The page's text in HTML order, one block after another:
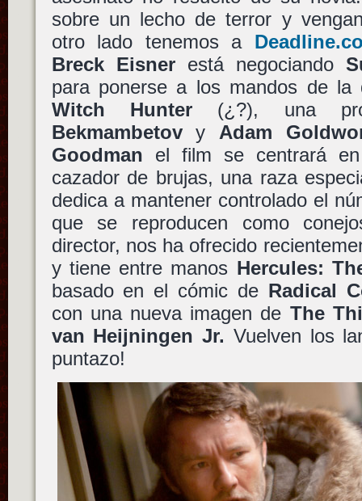
sobre un lecho de terror y
otro lado tenemos a
Breck Eisnerestá negociando
para ponerse a los mandos de
Witch Hunter(¿?), una
Bekmambetovy Adam
Goodman el film se centrará
cazador de brujas, una raza
dedica a mantener controlado el
que se reproducen como
director, nos ha ofrecido
y tiene entre manos Hercules:
basado en el cómic de Radical
con una nueva imagen de The
van Heijningen Jr. Vuelven los
puntazo!